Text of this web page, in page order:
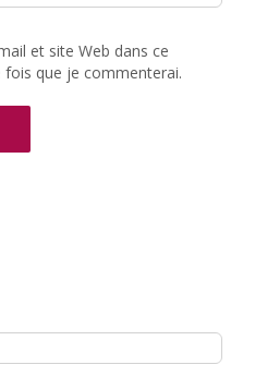
et site Web dans ce
que je commenterai.